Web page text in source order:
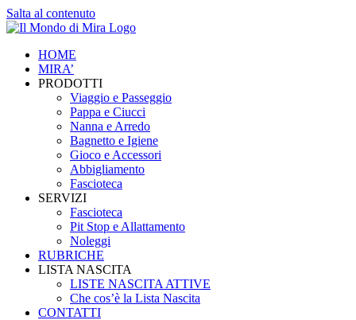
Salta al contenuto
HOME
MIRA’
PRODOTTI
Viaggio e Passeggio
Pappa e Ciucci
Nanna e Arredo
Bagnetto e Igiene
Gioco e Accessori
Abbigliamento
Fascioteca
SERVIZI
Fascioteca
Pit Stop e Allattamento
Noleggi
RUBRICHE
LISTA NASCITA
LISTE NASCITA ATTIVE
Che cos’è la Lista Nascita
CONTATTI